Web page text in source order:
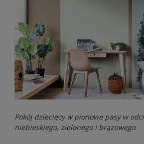
Pokój dziecięcy w pionowe pasy w
niebieskiego, zielonego i brązowego